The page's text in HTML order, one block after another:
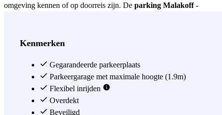
omgeving kennen of op doorreis zijn. De parking Malakoff -
genieten van de lokale attracties of zaken doen in de stad. De locatie
zorgen te maken over parkeren, aangezien het slechts een paar
stappen verwijderd is van belangrijke bezienswaardigheden.
Bovendien is de ingang van de parkeerplaats handig gelegen direct
aan de voorkant wanneer men onder de poort toegang krijgt,
waardoor het eenvoudig te vinden is, zelfs voor minder ervaren
Kenmerken
Gegarandeerde parkeerplaats
Parkeergarage met maximale hoogte (1.9m)
Flexibel inrijden
Overdekt
Beveiligd